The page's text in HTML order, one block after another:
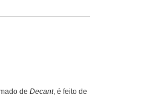
de Decant, é feito de